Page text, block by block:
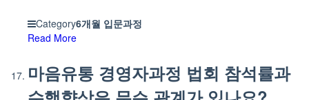
Category6개월 입문과정
Read More
마음유통 경영자과정 법회 참석률과